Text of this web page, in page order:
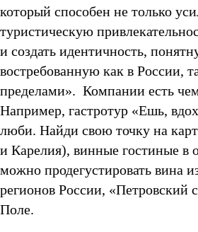
который способен не только
туристическую
и создать идентичность,
востребованную как в России,
пределами». Компании есть
Например, гастротур «Ешь,
люби. Найди свою точку на
и Карелия), винные гостиные в
можно продегустировать вина
регионов России, «Петровский
Поле.